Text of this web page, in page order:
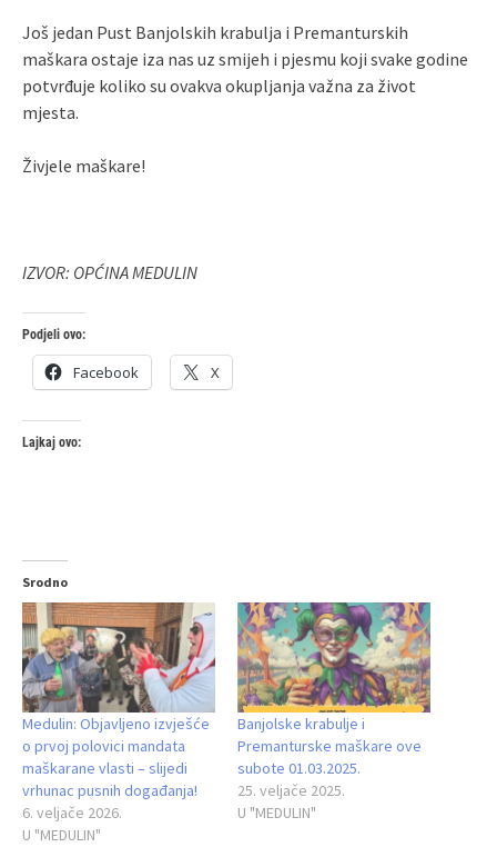
Još jedan Pust Banjolskih krabulja i Premanturskih
maškara ostaje iza nas uz smijeh i pjesmu koji svake godine
potvrđuje koliko su ovakva okupljanja važna za život
mjesta.
Živjele maškare!
IZVOR: OPĆINA MEDULIN
Podjeli ovo:
Facebook X
Lajkaj ovo:
Srodno
Medulin: Objavljeno izvješće
o prvoj polovici mandata
maškarane vlasti – slijedi
vrhunac pusnih događanja!
6. veljače 2026.
U "MEDULIN"
Banjolske krabulje i
Premanturske maškare ove
subote 01.03.2025.
25. veljače 2025.
U "MEDULIN"